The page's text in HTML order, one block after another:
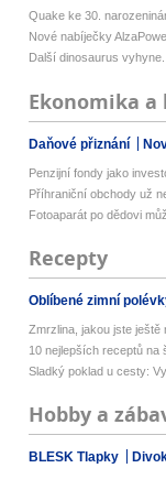
Quake ke 30.
Nové nabíječky
Další dinosaurus
Ekonomika a
Daňové přiznání
Penzijní fondy jako
Příhraniční obchody už
Fotoaparát po dědovi
Recepty
Oblíbené zimní
Zmrzlina, jakou jste ještě
10 nejlepších receptů na
Sladký poklad u cesty:
Hobby a
BLESK Tlapky